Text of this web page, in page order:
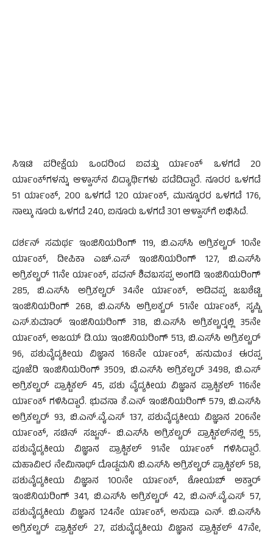
ಸಿಇಟಿ ಪರೀಕ್ಷೆಯ ಒಂದರಿಂದ ಐವತ್ತು ರ್ಯಾಂಕ್ ಒಳಗಡೆ 20
ರ್ಯಾಂಕ್‍ಗಳನ್ನು ಆಳ್ವಾಸ್‍ನ ವಿದ್ಯಾರ್ಥಿಗಳು ಪಡೆದಿದ್ದಾರೆ. ನೂರರ ಒಳಗಡೆ
51 ರ್ಯಾಂಕ್, 200 ಒಳಗಡೆ 120 ರ್ಯಾಂಕ್, ಮುನ್ನೂರರ ಒಳಗಡೆ 176,
ನಾಲ್ಕು ನೂರು ಒಳಗಡೆ 240, ಐನೂರು ಒಳಗಡೆ 301 ಆಳ್ವಾಸ್‍ಗೆ ಲಭಿಸಿದೆ.
ದರ್ಶನ್ ಸಮರ್ಥ ಇಂಜಿನಿಯರಿಂಗ್ 119, ಬಿ.ಎಸ್‍ಸಿ ಅಗ್ರಿಕಲ್ಚರ್ 10ನೇ
ರ್ಯಾಂಕ್, ದೀಪಿಕಾ ಎಚ್.ಎಸ್ ಇಂಜಿನಿಯರಿಂಗ್ 127, ಬಿ.ಎಸ್‍ಸಿ
ಅಗ್ರಿಕಲ್ಚರ್ 11ನೇ ರ್ಯಾಂಕ್, ಪವನ್ ಶಿವಬಸಪ್ಪ ಅಂಗಡಿ ಇಂಜಿನಿಯರಿಂಗ್
285, ಬಿ.ಎಸ್‍ಸಿ ಅಗ್ರಿಕಲ್ಚರ್ 34ನೇ ರ್ಯಾಂಕ್, ಅಡಿವಪ್ಪ ಜಬಶೆಟ್ಟಿ
ಇಂಜಿನಿಯರಿಂಗ್ 268, ಬಿ.ಎಸ್‍ಸಿ ಅಗ್ರಿಲಕ್ಚರ್ 51ನೇ ರ್ಯಾಂಕ್, ಸೃಷ್ಟಿ
ಎಸ್.ಕುಮಾರ್ ಇಂಜಿನಿಯರಿಂಗ್ 318, ಬಿ.ಎಸ್‍ಸಿ ಅಗ್ರಿಕಲ್ಚರ್‍ನಲ್ಲಿ 35ನೇ
ರ್ಯಾಂಕ್, ಅಜಯ್ ಡಿ.ಯು ಇಂಜಿನಿಯರಿಂಗ್ 513, ಬಿ.ಎಸ್‍ಸಿ ಅಗ್ರಿಕಲ್ಚರ್
96, ಪಶುವೈದ್ಯಕೀಯ ವಿಜ್ಞಾನ 168ನೇ ರ್ಯಾಂಕ್, ಹನುಮಂತ ಈರಪ್ಪ
ಪೂಜೆರಿ ಇಂಜಿನಿಯರಿಂಗ್ 3509, ಬಿ.ಎಸ್‍ಸಿ ಅಗ್ರಿಕಲ್ಚರ್ 3498, ಬಿ.ಎಸ್
ಅಗ್ರಿಕಲ್ಚರ್ ಪ್ರಾಕ್ಟಿಕಲ್ 45, ಪಶು ವೈದ್ಯಕೀಯ ವಿಜ್ಞಾನ ಪ್ರಾಕ್ಟಿಕಲ್ 116ನೇ
ರ್ಯಾಂಕ್ ಗಳಿಸಿದ್ದಾರೆ. ಭುವನಾ ಕೆ.ಎನ್ ಇಂಜಿನಿಯರಿಂಗ್ 579, ಬಿ.ಎಸ್‍ಸಿ
ಅಗ್ರಿಕಲ್ಚರ್ 93, ಬಿ.ಎನ್.ವೈ.ಎಸ್ 137, ಪಶುವೈದ್ಯಕೀಯ ವಿಜ್ಞಾನ 206ನೇ
ರ್ಯಾಂಕ್, ಸಚಿನ್ ಸಜ್ಜನ್- ಬಿ.ಎಸ್‍ಸಿ ಅಗ್ರಿಕಲ್ಚರ್ ಪ್ರಾಕ್ಟಿಕಲ್‍ನಲ್ಲಿ 55,
ಪಶುವೈದ್ಯಕೀಯ ವಿಜ್ಞಾನ ಪ್ರಾಕ್ಟಿಕಲ್ 91ನೇ ರ್ಯಾಂಕ್ ಗಳಿಸಿದ್ದಾರೆ.
ಮಹಾವೀರ ನೇಮಿನಾಥ್ ದೊಡ್ಡಮನಿ ಬಿ.ಎಸ್‍ಸಿ ಅಗ್ರಿಕಲ್ಚರ್ ಪ್ರಾಕ್ಟಿಕಲ್ 58,
ಪಶುವೈದ್ಯಕೀಯ ವಿಜ್ಞಾನ 100ನೇ ರ್ಯಾಂಕ್, ಶೋಯಬ್ ಅಕ್ತಾರ್
ಇಂಜಿನಿಯರಿಂಗ್ 341, ಬಿ.ಎಸ್‍ಸಿ ಅಗ್ರಿಕಲ್ಚರ್ 42, ಬಿ.ಎನ್.ವೈ.ಎಸ್ 57,
ಪಶುವೈದ್ಯಕೀಯ ವಿಜ್ಞಾನ 124ನೇ ರ್ಯಾಂಕ್, ಅನುಷಾ ಎನ್. ಬಿ.ಎಸ್‍ಸಿ
ಅಗ್ರಿಕಲ್ಚರ್ ಪ್ರಾಕ್ಟಿಕಲ್ 27, ಪಶುವೈದ್ಯಕೀಯ ವಿಜ್ಞಾನ ಪ್ರಾಕ್ಟಿಕಲ್ 47ನೇ,